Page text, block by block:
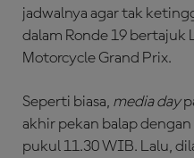
jadwalnya agar tak
dalam Ronde 19 bertajuk
Motorcycle Grand Prix.
Seperti biasa, media day
akhir pekan balap
pukul 11.30 WIB. Lalu,